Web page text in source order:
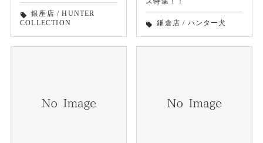
local_offer 銀座店 /HUNTER
COLLECTION
local_offer 鎌倉店 / ハンター犬